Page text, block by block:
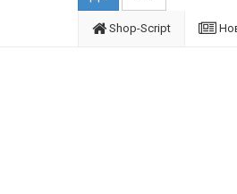
Shop-Script